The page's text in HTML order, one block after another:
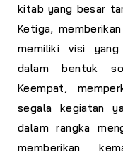
kitab yang besar
Ketiga,
memiliki visi yang
dalam bentuk
Keempat,
segala kegiatan
dalam rangka
memberikan